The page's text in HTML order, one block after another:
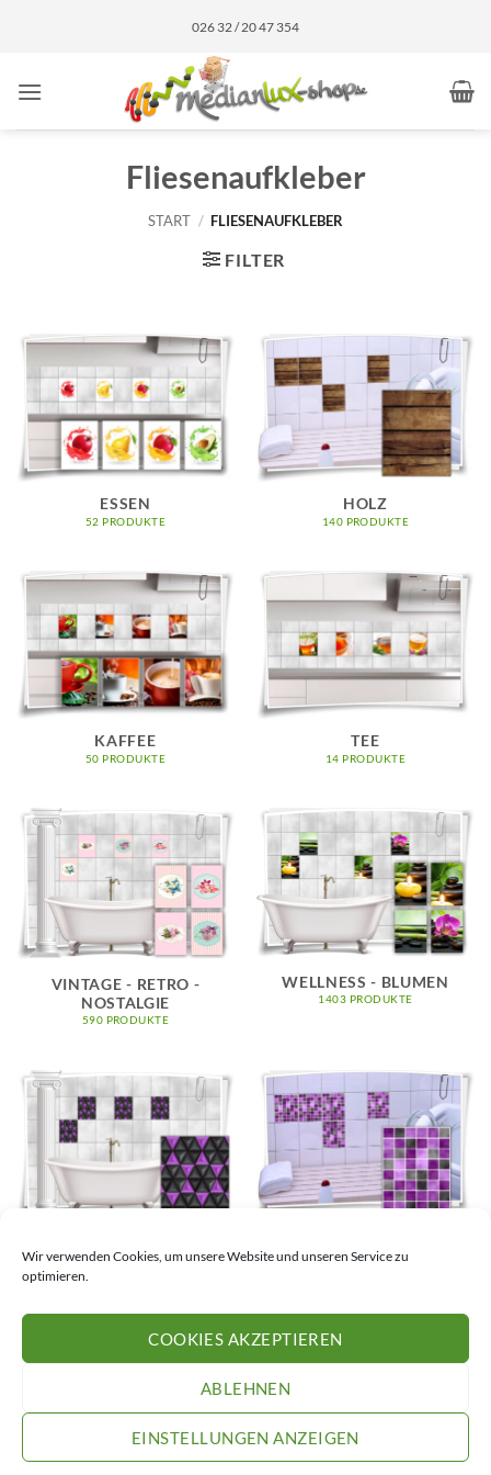
Wir verwenden Cookies, um unsere Website und unseren Service zu
optimieren.
COOKIES AKZEPTIEREN
ABLEHNEN
EINSTELLUNGEN ANZEIGEN
026 32 / 20 47 354
Fliesenaufkleber
START / FLIESENAUFKLEBER
FILTER
ESSEN
52 PRODUKTE
HOLZ
140 PRODUKTE
KAFFEE
50 PRODUKTE
TEE
14 PRODUKTE
VINTAGE - RETRO -
NOSTALGIE
590 PRODUKTE
WELLNESS - BLUMEN
1403 PRODUKTE
257 PRODUKTE 116 PRODUKTE
VERSAND IMPRESSUM
DATENSCHUTZERKLÄRUNG
COOKIE-RICHTLINIE (EU)
AGB
Copyright 2026 ©Medianlux.de
VERTRAG WIDERRUFEN